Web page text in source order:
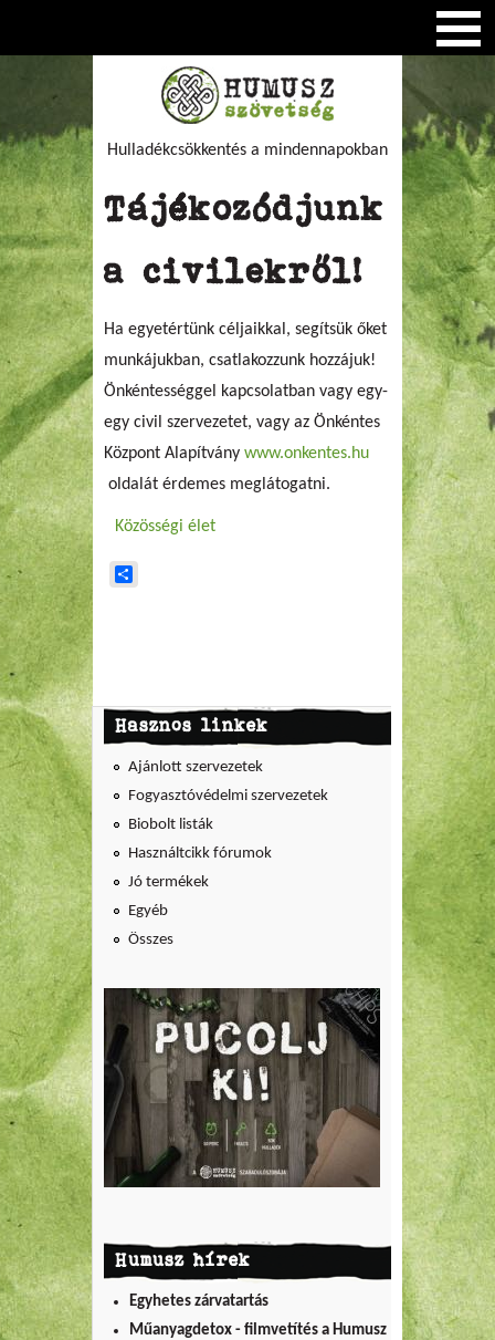
Hulladékcsökkentés a mindennapokban
Tájékozódjunk
a civilekről!
Ha egyetértünk céljaikkal, segítsük őket
munkájukban, csatlakozzunk hozzájuk!
Önkéntességgel kapcsolatban vagy egy-
egy civil szervezetet, vagy az Önkéntes
Központ Alapítvány www.onkentes.hu
oldalát érdemes meglátogatni.
Közösségi élet
Hasznos linkek
Ajánlott szervezetek
Fogyasztóvédelmi szervezetek
Biobolt listák
Használtcikk fórumok
Jó termékek
Egyéb
Összes
Humusz hírek
Egyhetes zárvatartás
Műanyagdetox - filmvetítés a Humusz